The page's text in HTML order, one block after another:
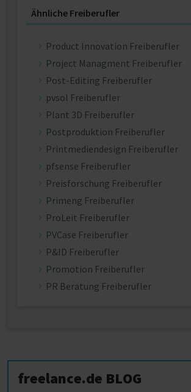
Ähnliche Freiberufler
Product Innovation Freiberufler
Project Managment Freiberufler
Post-Editing Freiberufler
pvsol Freiberufler
Plant 3D Freiberufler
Postproduktion Freiberufler
Printmediendesign Freiberufler
pfsense Freiberufler
Preisforschung Freiberufler
Primeng Freiberufler
ProLeit Freiberufler
PVCase Freiberufler
P&ID Freiberufler
Promotion Freiberufler
PR Beratung Freiberufler
freelance.de BLOG